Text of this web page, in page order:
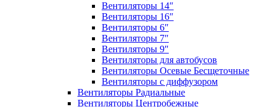
Вентиляторы 14″
Вентиляторы 16″
Вентиляторы 6″
Вентиляторы 7″
Вентиляторы 9″
Вентиляторы для автобусов
Вентиляторы Осевые Бесщеточные
Вентиляторы с диффузором
Вентиляторы Радиальные
Вентиляторы Центробежные